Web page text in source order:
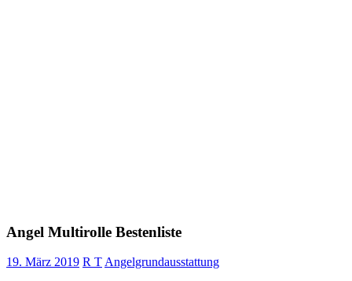
Angel Multirolle Bestenliste
19. März 2019 R TAngelgrundausstattung